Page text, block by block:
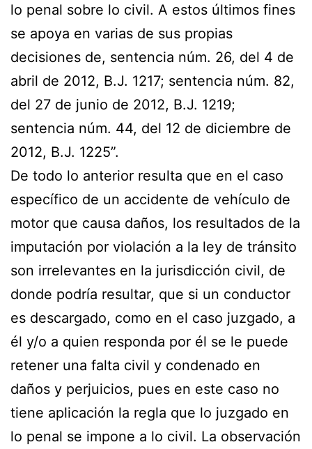
lo penal sobre lo civil. A estos últimos fines
se apoya en varias de sus propias
decisiones de, sentencia núm. 26, del 4 de
abril de 2012, B.J. 1217; sentencia núm. 82,
del 27 de junio de 2012, B.J. 1219;
sentencia núm. 44, del 12 de diciembre de
2012, B.J. 1225”.
De todo lo anterior resulta que en el caso
específico de un accidente de vehículo de
motor que causa daños, los resultados de la
imputación por violación a la ley de tránsito
son irrelevantes en la jurisdicción civil, de
donde podría resultar, que si un conductor
es descargado, como en el caso juzgado, a
él y/o a quien responda por él se le puede
retener una falta civil y condenado en
daños y perjuicios, pues en este caso no
tiene aplicación la regla que lo juzgado en
lo penal se impone a lo civil. La observación